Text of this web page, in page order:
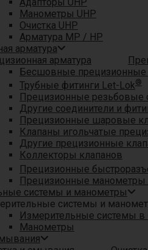
Манометры UHP
Очистка UHP
Арматура MP / HP
арматура
Бесшовные прецизионные
Трубные фитинги Let-Lok®
Прецизионные резьбовые
Другие соединители и
Прецизионные шаровые
Клапаны игольчатые
Другие прецизионные
Коллекторы клапанов
Прецизионные
Прецизионные манометры
системы и манометры
Измерительные системы в
Манометры